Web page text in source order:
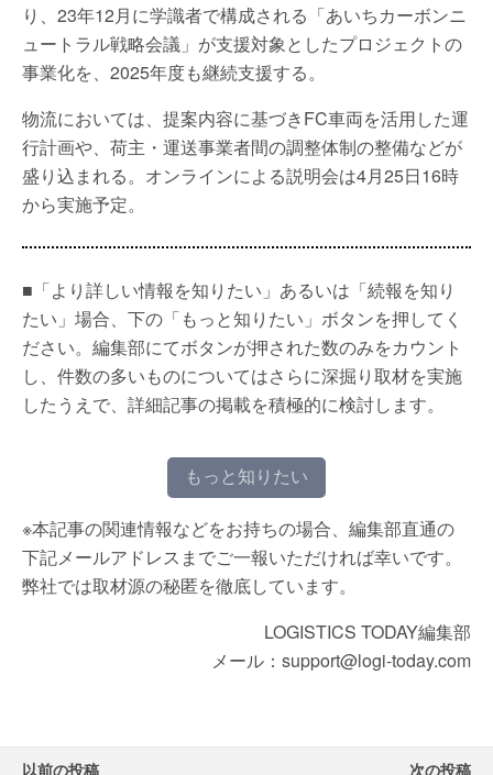
り、23年12月に学識者で構成される「あいちカーボンニ
ュートラル戦略会議」が支援対象としたプロジェクトの
事業化を、2025年度も継続支援する。
物流においては、提案内容に基づきFC車両を活用した運
行計画や、荷主・運送事業者間の調整体制の整備などが
盛り込まれる。オンラインによる説明会は4月25日16時
から実施予定。
■「より詳しい情報を知りたい」あるいは「続報を知り
たい」場合、下の「もっと知りたい」ボタンを押してく
ださい。編集部にてボタンが押された数のみをカウント
し、件数の多いものについてはさらに深掘り取材を実施
したうえで、詳細記事の掲載を積極的に検討します。
もっと知りたい
※本記事の関連情報などをお持ちの場合、編集部直通の
下記メールアドレスまでご一報いただければ幸いです。
弊社では取材源の秘匿を徹底しています。
LOGISTICS TODAY編集部
メール：support@logi-today.com
以前の投稿 次の投稿